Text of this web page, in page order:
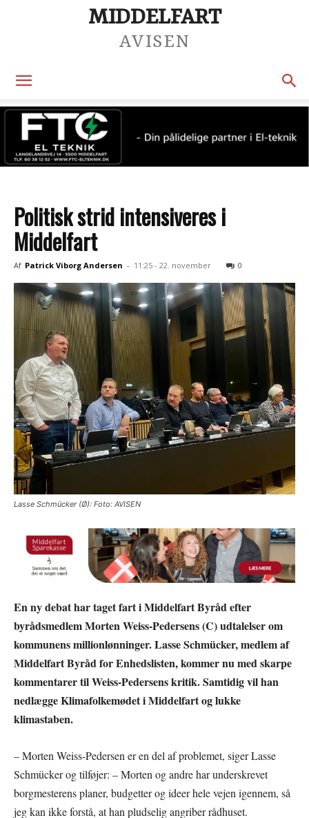
MIDDELFART
AVISEN
Politisk strid intensiveres i
Middelfart
Af Patrick Viborg Andersen - 11:25 - 22. november 0
Lasse Schmücker (Ø): Foto: AVISEN
En ny debat har taget fart i Middelfart Byråd efter
byrådsmedlem Morten Weiss-Pedersens (C) udtalelser om
kommunens millionlønninger. Lasse Schmücker, medlem af
Middelfart Byråd for Enhedslisten, kommer nu med skarpe
kommentarer til Weiss-Pedersens kritik. Samtidig vil han
nedlægge Klimafolkemødet i Middelfart og lukke
klimastaben.
– Morten Weiss-Pedersen er en del af problemet, siger Lasse
Schmücker og tilføjer: – Morten og andre har underskrevet
borgmesterens planer, budgetter og ideer hele vejen igennem, så
jeg kan ikke forstå, at han pludselig angriber rådhuset.